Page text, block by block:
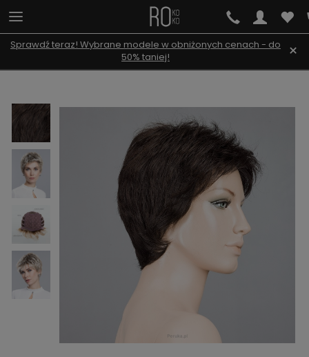
Sprawdź teraz! Wybrane modele w obniżonych cenach - do
50% taniej!
×